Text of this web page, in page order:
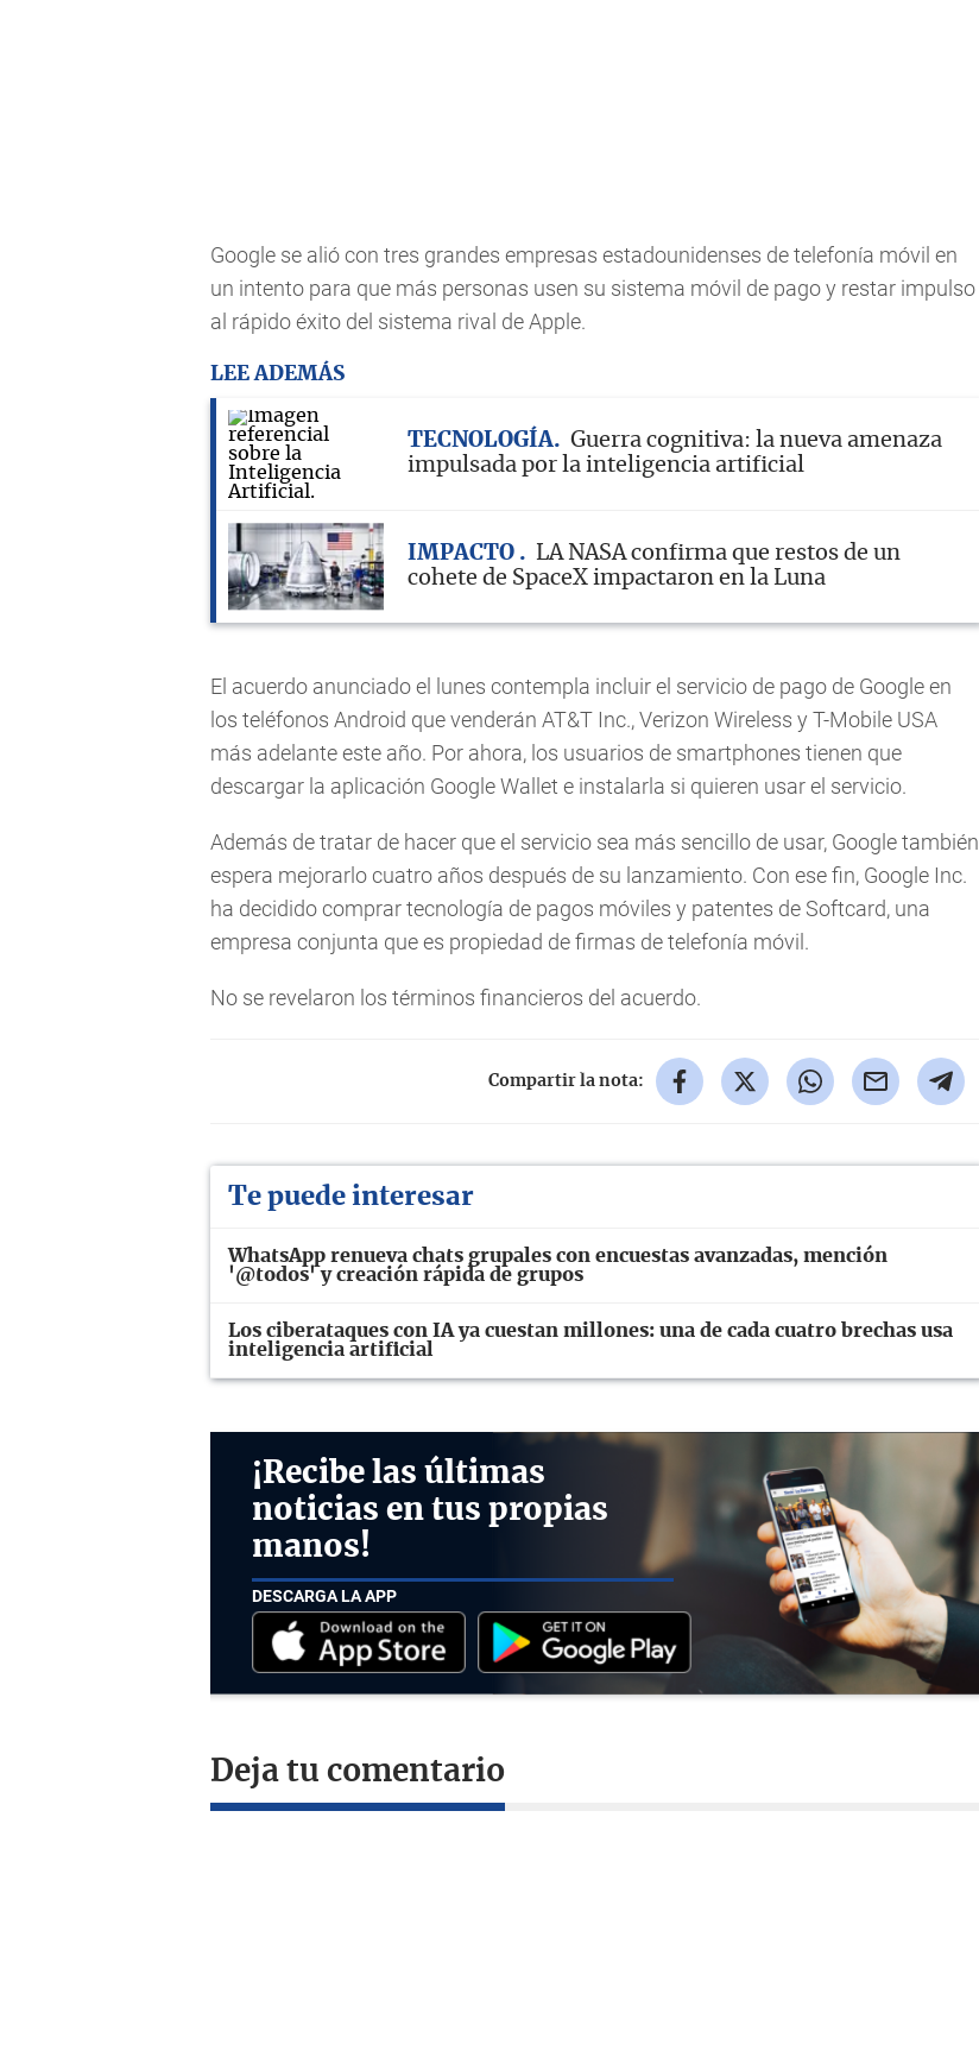
Google se alió con tres grandes empresas estadounidenses de telefonía móvil en
un intento para que más personas usen su sistema móvil de pago y restar impulso
al rápido éxito del sistema rival de Apple.
LEE ADEMÁS
TECNOLOGÍA
Guerra cognitiva: la nueva amenaza
impulsada por la inteligencia artificial
IMPACTO
LA NASA confirma que restos de un
cohete de SpaceX impactaron en la Luna
El acuerdo anunciado el lunes contempla incluir el servicio de pago de Google en
los teléfonos Android que venderán AT&T Inc., Verizon Wireless y T-Mobile USA
más adelante este año. Por ahora, los usuarios de smartphones tienen que
descargar la aplicación Google Wallet e instalarla si quieren usar el servicio.
Además de tratar de hacer que el servicio sea más sencillo de usar, Google también
espera mejorarlo cuatro años después de su lanzamiento. Con ese fin, Google Inc.
ha decidido comprar tecnología de pagos móviles y patentes de Softcard, una
empresa conjunta que es propiedad de firmas de telefonía móvil.
No se revelaron los términos financieros del acuerdo.
Compartir la nota:
Te puede interesar
WhatsApp renueva chats grupales con encuestas avanzadas, mención
'@todos' y creación rápida de grupos
Los ciberataques con IA ya cuestan millones: una de cada cuatro brechas usa
inteligencia artificial
¡Recibe las últimas
noticias en tus propias
manos!
DESCARGA LA APP
Deja tu comentario